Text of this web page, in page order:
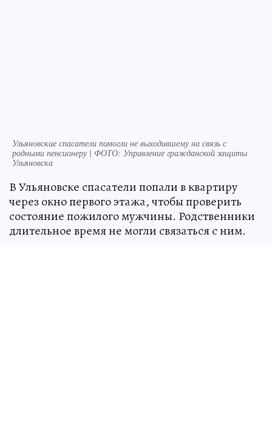
Ульяновские спасатели помогли не выходившему на связь с
родными пенсионеру | ФОТО: Управление гражданской защиты
Ульяновска
В Ульяновске спасатели попали в квартиру
через окно первого этажа, чтобы проверить
состояние пожилого мужчины. Родственники
длительное время не могли связаться с ним.